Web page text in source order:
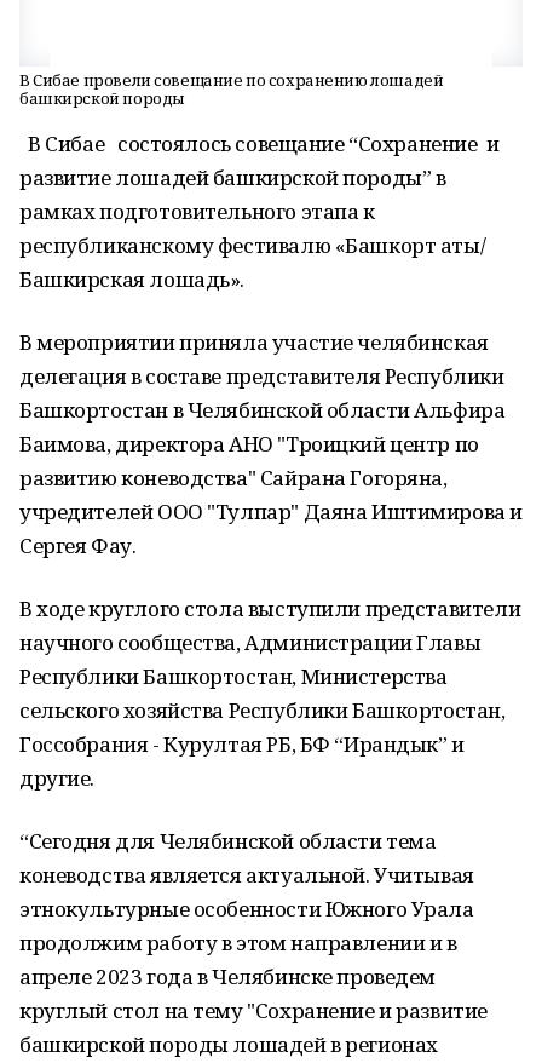
В Сибае провели совещание по сохранению лошадей
башкирской породы
В Сибае состоялось совещание “Сохранение и
развитие лошадей башкирской породы” в
рамках подготовительного этапа к
республиканскому фестивалю «Башкорт аты/
Башкирская лошадь».
В мероприятии приняла участие челябинская
делегация в составе представителя Республики
Башкортостан в Челябинской области Альфира
Баимова, директора АНО "Троицкий центр по
развитию коневодства" Сайрана Гогоряна,
учредителей ООО "Тулпар" Даяна Иштимирова и
Сергея Фау.
В ходе круглого стола выступили представители
научного сообщества, Администрации Главы
Республики Башкортостан, Министерства
сельского хозяйства Республики Башкортостан,
Госсобрания - Курултая РБ, БФ “Ирандык” и
другие.
“Сегодня для Челябинской области тема
коневодства является актуальной. Учитывая
этнокультурные особенности Южного Урала
продолжим работу в этом направлении и в
апреле 2023 года в Челябинске проведем
круглый стол на тему "Сохранение и развитие
башкирской породы лошадей в регионах